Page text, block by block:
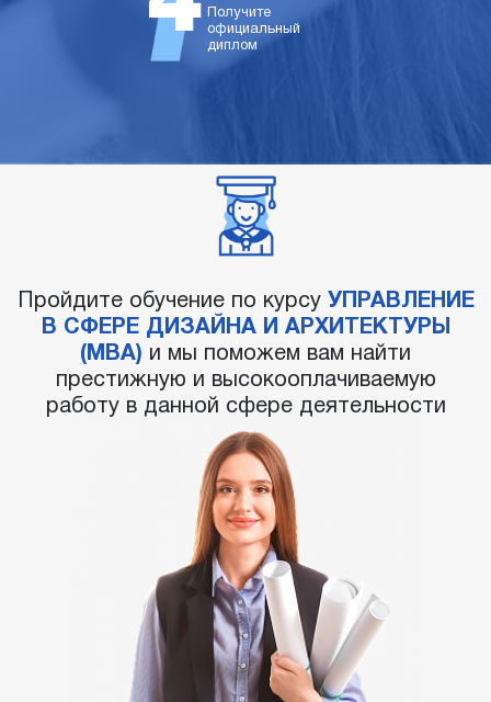
Получите
официальный
диплом
Пройдите обучение по курсу УПРАВЛЕНИЕ
В СФЕРЕ ДИЗАЙНА И АРХИТЕКТУРЫ
(MBA) и мы поможем вам найти
престижную и высокооплачиваемую
работу в данной сфере деятельности